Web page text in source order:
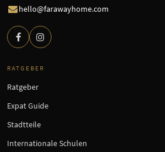
hello@farawayhome.com
RATGEBER
Ratgeber
Expat Guide
Stadtteile
Internationale Schulen